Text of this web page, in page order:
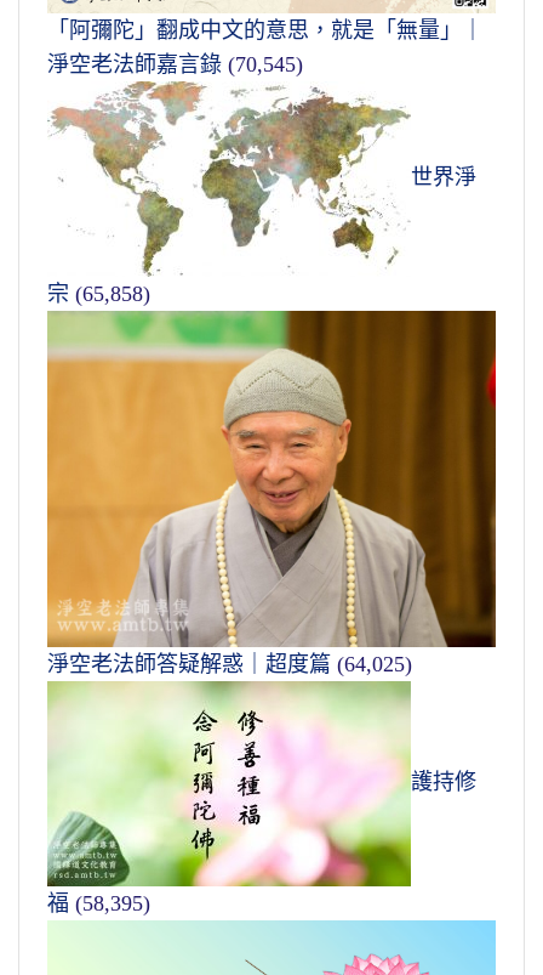
「阿彌陀」翻成中文的意思，就是「無量」｜
淨空老法師嘉言錄 (70,545)
世界淨
宗 (65,858)
淨空老法師答疑解惑｜超度篇 (64,025)
護持修
福 (58,395)